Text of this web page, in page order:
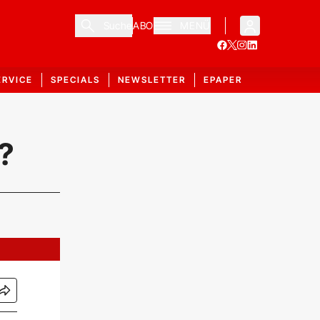
ABO
SPECIALS NEWSLETTER EPAPER